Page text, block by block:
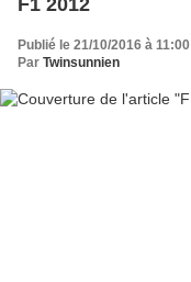
Publié le 21/10/2016 à 11:00
Par Twinsunnien